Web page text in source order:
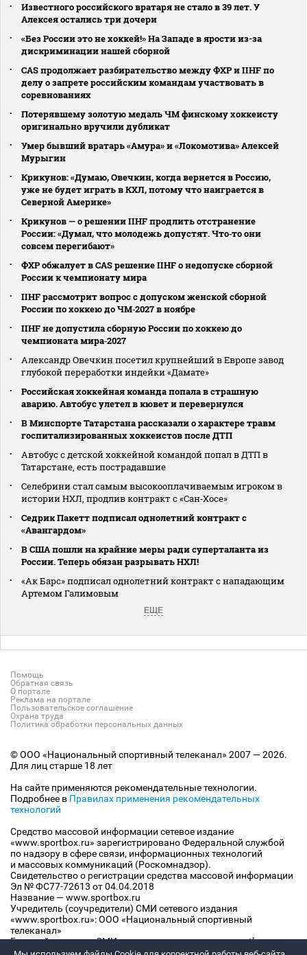
Известного российского вратаря не стало в 39 лет. У
Алексея остались три дочери
«Без России это не хоккей!» На Западе в ярости из-за
дискриминации нашей сборной
CAS продолжает разбирательство между ФХР и IIHF по
делу о запрете российским командам участвовать в
соревнованиях
Потерявшему золотую медаль ЧМ финскому хоккеисту
оригинально вручили дубликат
Умер бывший вратарь «Амура» и «Локомотива» Алексей
Мурыгин
Крикунов: «Думаю, Овечкин, когда вернется в Россию,
уже не будет играть в КХЛ, потому что наиграется в
Северной Америке»
Крикунов — о решении IIHF продлить отстранение
России: «Думал, что молодежь допустят. Что‑то они
совсем перегибают»
ФХР обжалует в CAS решение IIHF о недопуске сборной
России к чемпионату мира
IIHF рассмотрит вопрос с допуском женской сборной
России по хоккею до ЧМ‑2027 в ноябре
IIHF не допустила сборную России по хоккею до
чемпионата мира‑2027
Александр Овечкин посетил крупнейший в Европе завод
глубокой переработки индейки «Дамате»
Российская хоккейная команда попала в страшную
аварию. Автобус улетел в кювет и перевернулся
В Минспорте Татарстана рассказали о характере травм
госпитализированных хоккеистов после ДТП
Автобус с детской хоккейной командой попал в ДТП в
Татарстане, есть пострадавшие
Селебрини стал самым высокооплачиваемым игроком в
истории НХЛ, продлив контракт с «Сан‑Хосе»
Седрик Пакетт подписал однолетний контракт с
«Авангардом»
В США пошли на крайние меры ради суперталанта из
России. Теперь обязан разрывать НХЛ!
«Ак Барс» подписал однолетний контракт с нападающим
Артемом Галимовым
ЕЩЕ
Помощь
Обратная связь
О портале
Реклама на портале
Пользовательское соглашение
Охрана труда
Политика обработки персональных данных
© ООО «Национальный спортивный телеканал» 2007 — 2026.
Для лиц старше 18 лет
На сайте применяются рекомендательные технологии.
Подробнее в Правилах применения рекомендательных
технологий
Средство массовой информации сетевое издание
«www.sportbox.ru» зарегистрировано Федеральной службой
по надзору в сфере связи, информационных технологий
и массовых коммуникаций (Роскомнадзор).
Свидетельство о регистрации средства массовой информации
Эл № ФС77-72613 от 04.04.2018
Название — www.sportbox.ru
Учредитель (соучредители) СМИ сетевого издания
«www.sportbox.ru»: ООО «Национальный спортивный
телеканал»
Главный редактор СМИ сетевого издания «www.sportbox.ru»:
Конов В.А.